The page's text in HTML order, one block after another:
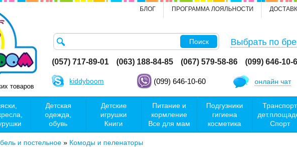
ПРОГРАММА ЛОЯЛЬНОСТИ
БЛОГ
товаров
Поиск Выбрать по
(057) 717-89-01 (063) 188-84-85 (067) 579-58-86 (099) 646-10-
kiddyboom (099) 646-10-60 онлайн чат
Детская
одежда,
обувь
Детские
игрушки
Книги
Питание и
кормление
Все для мам
Подгузники
гигиена
косметика
Транспорт
Спорт
и постельное » Комоды и пеленаторы